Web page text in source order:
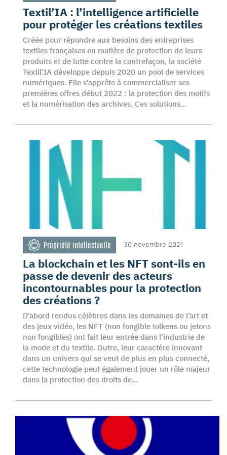
Textil’IA : l’intelligence artificielle
pour protéger les créations textiles
Créée pour répondre aux besoins des entreprises
textiles françaises en matière de protection de leurs
produits et de lutte contre la contrefaçon, la société
Textil’IA développe depuis 2020 un pool de services
numériques. Elle s’apprête à commercialiser ses
premières offres début 2022 : la protection des motifs
et la numérisation des archives. Ces solutions…
Propriété intellectuelle 30 novembre 2021
La blockchain et les NFT sont-ils en
passe de devenir des acteurs
incontournables pour la protection
des créations ?
D’abord rendus célèbres dans les domaines de l’art et
des jeux vidéo, les NFT (non fongible tolkens ou jetons
non fongibles) ont fait leur entrée dans l’industrie de
la mode et du textile. Outre, leur caractère innovant
dans un univers qui se veut de plus en plus connecté,
cette technologie peut également jouer un rôle majeur
dans la protection des droits de…